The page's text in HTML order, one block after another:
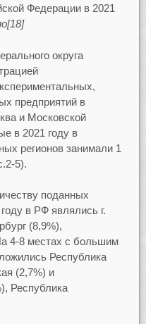
Федерации в 2021
округа
предприятий в
и Московской
в 2021 году в
регионов занимали 1
5).
поданных
в РФ являлись г.
(8,9%),
4-8 местах с большим
Республика
(2,7%) и
Республика